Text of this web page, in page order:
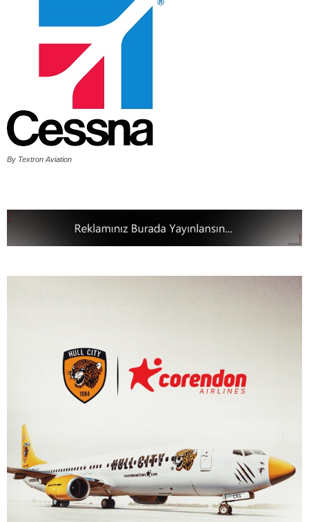
By Textron Aviation